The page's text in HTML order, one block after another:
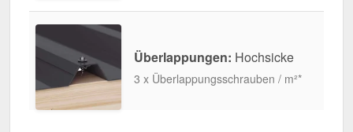
Überlappungen: Hochsicke
3 x Überlappungsschrauben / m²*